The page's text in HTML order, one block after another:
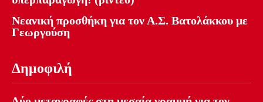
Νεανική προσθήκη για τον Α.Σ. Βατολάκκου με
Γεωργούση
Δημοφιλή